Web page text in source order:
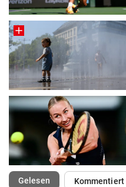
Gelesen(ausgewählt)Kommentiert